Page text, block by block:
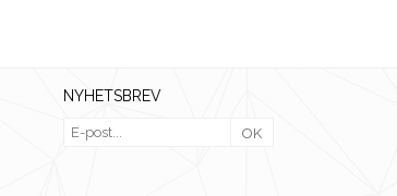
NYHETSBREV
OK